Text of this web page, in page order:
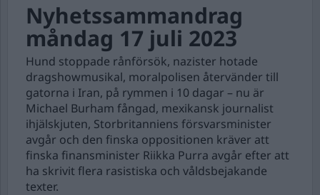
Nyhetssammandrag
måndag 17 juli 2023
Hund stoppade rånförsök, nazister hotade
dragshowmusikal, moralpolisen återvänder till
gatorna i Iran, på rymmen i 10 dagar – nu är
Michael Burham fångad, mexikansk journalist
ihjälskjuten, Storbritanniens försvarsminister
avgår och den finska oppositionen kräver att
finska finansminister Riikka Purra avgår efter att
ha skrivit flera rasistiska och våldsbejakande
texter.